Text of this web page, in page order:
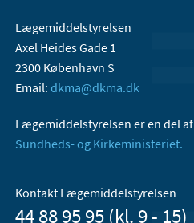
Lægemiddelstyrelsen
Axel Heides Gade 1
2300 København S
Email: dkma@dkma.dk
Lægemiddelstyrelsen er en del af
Sundheds- og Kirkeministeriet.
Kontakt Lægemiddelstyrelsen
44 88 95 95 (kl. 9 - 15)